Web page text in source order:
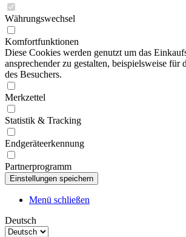
Währungswechsel
Komfortfunktionen
Diese Cookies werden genutzt um das
ansprechender zu gestalten, beispielsweise für
des Besuchers.
Merkzettel
Statistik & Tracking
Endgeräteerkennung
Partnerprogramm
Menü schließen
Deutsch